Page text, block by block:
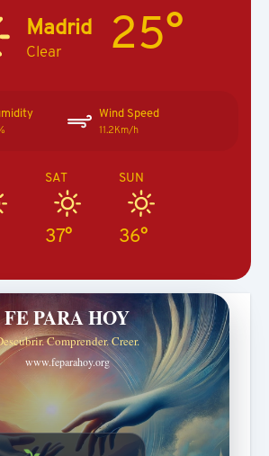
Madrid
Clear 25°
Wind Speed
11.2Km/h
SAT
37°
SUN
36°
FE PARA HOY
Comprender. Creer.
www.feparahoy.org